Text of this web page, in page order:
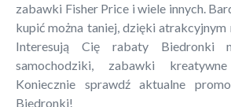
zabawki Fisher Price i wiele innych.
kupić można taniej, dzięki
Interesują Cię rabaty Biedronki
samochodziki, zabawki
Koniecznie sprawdź aktualne
Biedronki!